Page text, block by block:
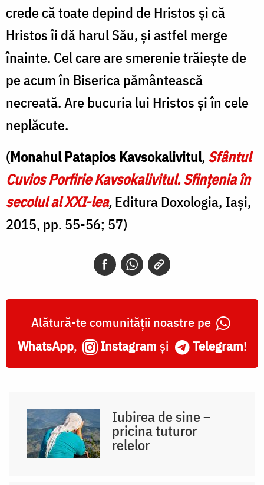
crede că toate depind de Hristos și că
Hristos îi dă harul Său, și astfel merge
înainte. Cel care are smerenie trăiește de
pe acum în Biserica pământească
necreată. Are bucuria lui Hristos și în cele
neplăcute.
(Monahul Patapios Kavsokalivitul, Sfântul
Cuvios Porfirie Kavsokalivitul. Sfințenia în
secolul al XXI-lea,Editura Doxologia, Iași,
2015, pp. 55-56; 57)
Alătură-te comunității noastre pe
WhatsApp, Instagram și Telegram!
Iubirea de sine –
pricina tuturor
relelor